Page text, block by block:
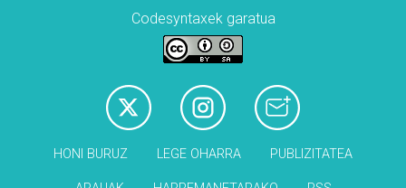
Codesyntaxek garatua
HONI BURUZ LEGE OHARRA PUBLIZITATEA